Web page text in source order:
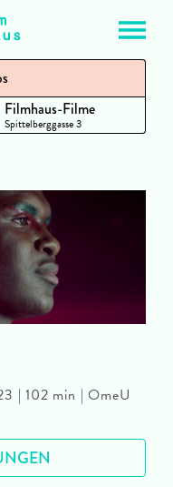
Filmhaus-Filme
Spittelberggasse 3
| 102 min | OmeU